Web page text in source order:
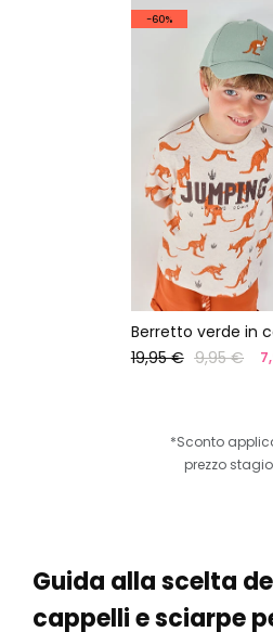
-60%
19,95 € 9,95 €
*Sconto
prezzo
Guida alla scelta
cappelli e sciarpe